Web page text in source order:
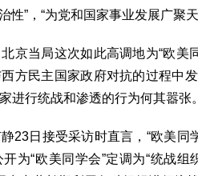
性”，“为党和国家事业发展广聚
京当局这次如此高调地为“欧美
方民主国家政府对抗的过程中
进行统战和渗透的行为何其嚣张。
23日接受采访时直言，“欧美同
为“欧美同学会”定调为“统战组